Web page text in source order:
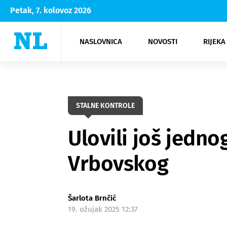
Petak, 7. kolovoz 2026
NASLOVNICA NOVOSTI
Rijeka Opatija
NK
Moda
Kultura
STALNE KONTROLE
Ulovili još
Vrbovskog
Šarlota Brnčić
19. ožujak 2025 12:37